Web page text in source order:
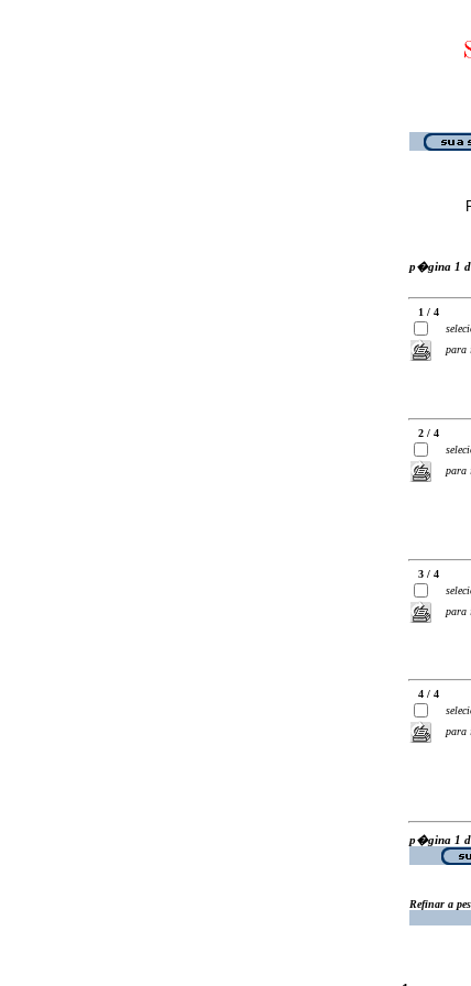
p�gina 1
1 / 4
para
2 / 4
para
3 / 4
para
4 / 4
para
p�gina 1
Refinar a